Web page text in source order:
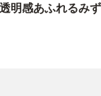
リーから探す TOP
明感あふれるみず